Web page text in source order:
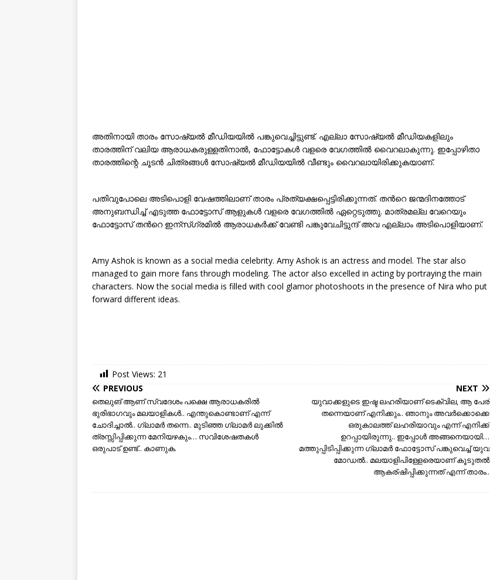
അതിനായി താരം സോഷ്യൽ മീഡിയയിൽ പങ്കുവെച്ചിട്ടുണ്ട്. എല്ലാ സോഷ്യൽ മീഡിയകളിലും
താരത്തിന് വലിയ ആരാധകരുള്ളതിനാൽ, ഫോട്ടോകൾ വളരെ വേഗത്തിൽ വൈറലാകുന്നു. ഇപ്പോഴിതാ
താരത്തിന്റെ ചൂടൻ ചിത്രങ്ങൾ സോഷ്യൽ മീഡിയയിൽ വീണ്ടും വൈറലായിരിക്കുകയാണ്.
പതിവുപോലെ അടിപൊളി വേഷത്തിലാണ് താരം പ്രത്യക്ഷപ്പെട്ടിരിക്കുന്നത്. തന്‍റെ ജന്മദിനത്തോട്
അനുബന്ധിച്ച് എടുത്ത ഫോട്ടോസ് ആളുകള്‍ വളരെ വേഗത്തില്‍ ഏറ്റെടുത്തു. മാത്രമല്ല വേറെയും
ഫോട്ടോസ് തന്‍റെ ഇന്സ്ഗ്രമില്‍ ആരാധകര്‍ക്ക് വേണ്ടി പങ്കുവേചിട്ടുന്ദ് അവ എല്ലാം അടിപൊളിയാണ്.
Amy Ashok is known as a social media celebrity. Amy Ashok is an actress and model. The star also
managed to gain more fans through modeling. The actor also excelled in acting by portraying the main
characters. Now the social media is filled with cool glamor photoshoots in the presence of Nira who put
forward different ideas.
Post Views: 21
PREVIOUS
തെലുങ് ആണ് സ്വദേശം പക്ഷെ ആരാധകരില്‍
ഭുരിഭാഗവും മലയാളികള്‍.. എന്തുകൊണ്ടാണ് എന്ന്
ചോദിച്ചാല്‍.. ഗ്ലാമര്‍ തന്നെ.. മുടിഞ്ഞ ഗ്ലാമര്‍ ലുക്കില്‍
ത്രസ്സിപ്പിക്കുന്ന മേനിയഴകും… സവിശേഷതകള്‍
ഒരുപാട് ഉണ്ട്.. കാണുക.
NEXT
യുവാക്കളുടെ ഇഷ്ട ലഹരിയാണ് ടെക്വില, ആ പേര്
തന്നെയാണ് എനിക്കും.. ഞാനും അവര്‍ക്കൊക്കെ
ഒരുകാലത്ത് ലഹരിയാവും എന്ന് എനിക്ക്
ഉറപ്പായിരുന്നു.. ഇപ്പോള്‍ അങ്ങനെയായി…
മത്തുപ്പിടിപ്പിക്കുന്ന ഗ്ലാമര്‍ ഫോട്ടോസ് പങ്കുവെച്ച് യുവ
മോഡല്‍.. മലയാളിപിള്ളേരെയാണ് കൂടുതല്‍
ആകര്ഷിപ്പിക്കുന്നത് എന്ന് താരം..